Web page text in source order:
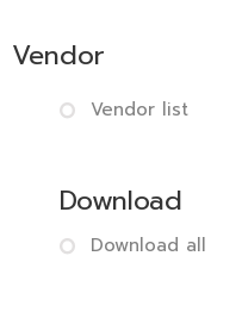
Vendor
Vendor list
Download
Download all